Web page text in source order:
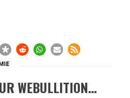
WEBULLITION…